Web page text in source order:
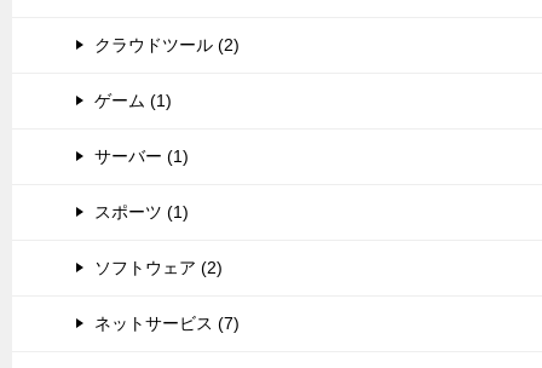
クラウドツール (2)
ゲーム (1)
サーバー (1)
スポーツ (1)
ソフトウェア (2)
ネットサービス (7)